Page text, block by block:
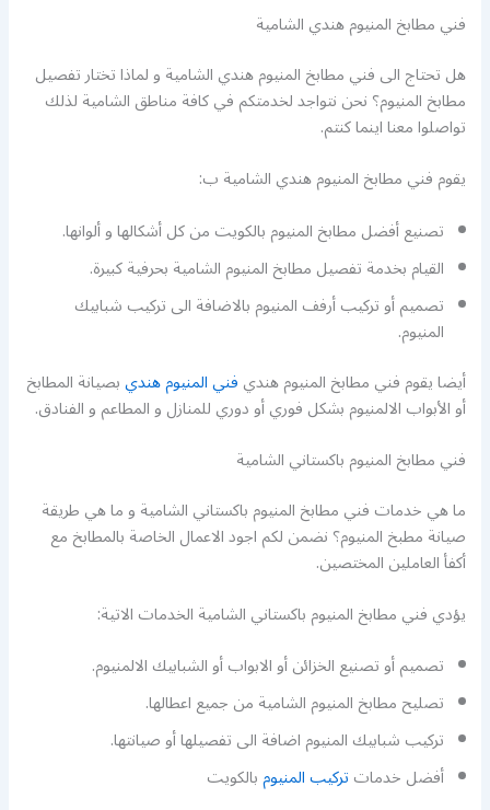
فني مطابخ المنيوم هندي الشامية
هل تحتاج الى فني مطابخ المنيوم هندي الشامية و لماذا تختار تفصيل
مطابخ المنيوم؟ نحن نتواجد لخدمتكم في كافة مناطق الشامية لذلك
تواصلوا معنا اينما كنتم.
يقوم فني مطابخ المنيوم هندي الشامية ب:
تصنيع أفضل مطابخ المنيوم بالكويت من كل أشكالها و ألوانها.
القيام بخدمة تفصيل مطابخ المنيوم الشامية بحرفية كبيرة.
تصميم أو تركيب أرفف المنيوم بالاضافة الى تركيب شبابيك
المنيوم.
أيضا يقوم فني مطابخ المنيوم هنديفني المنيوم هنديبصيانة المطابخ
أو الأبواب الالمنيوم بشكل فوري أو دوري للمنازل و المطاعم و الفنادق.
فني مطابخ المنيوم باكستاني الشامية
ما هي خدمات فني مطابخ المنيوم باكستاني الشامية و ما هي طريقة
صيانة مطبخ المنيوم؟ نضمن لكم اجود الاعمال الخاصة بالمطابخ مع
أكفأ العاملين المختصين.
يؤدي فني مطابخ المنيوم باكستاني الشامية الخدمات الاتية:
تصميم أو تصنيع الخزائن أو الابواب أو الشبابيك الالمنيوم.
تصليح مطابخ المنيوم الشامية من جميع اعطالها.
تركيب شبابيك المنيوم اضافة الى تفصيلها أو صيانتها.
أفضل خدماتتركيب المنيومبالكويت